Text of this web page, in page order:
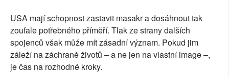
USA mají schopnost zastavit masakr a dosáhnout tak
zoufale potřebného příměří. Tlak ze strany dalších
spojenců však může mít zásadní význam. Pokud jim
záleží na záchraně životů – a ne jen na vlastní image –,
je čas na rozhodné kroky.